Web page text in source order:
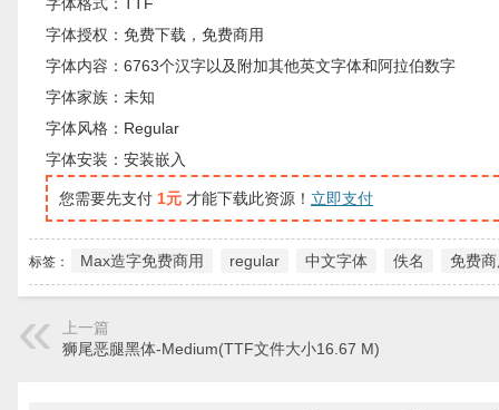
字体授权：免费下载，免费商用
字体内容：6763个汉字以及附加其他英文字体和阿拉伯数字
字体家族：未知
字体风格：Regular
字体安装：安装嵌入
您需要先支付 1元 才能下载此资源！ 立即支付
标签： Max造字免费商用 regular 中文字体 佚名 免费
上一篇
狮尾恶腿黑体-Medium(TTF文件大小16.67 M)